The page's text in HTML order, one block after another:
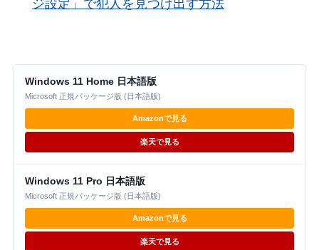
ジ設定」で犯人を見つけ出す方法
Windows 11 Home 日本語版
Microsoft 正規パッケージ版 (日本語版)
Amazonで見る
楽天で見る
Windows 11 Pro 日本語版
Microsoft 正規パッケージ版 (日本語版)
Amazonで見る
楽天で見る